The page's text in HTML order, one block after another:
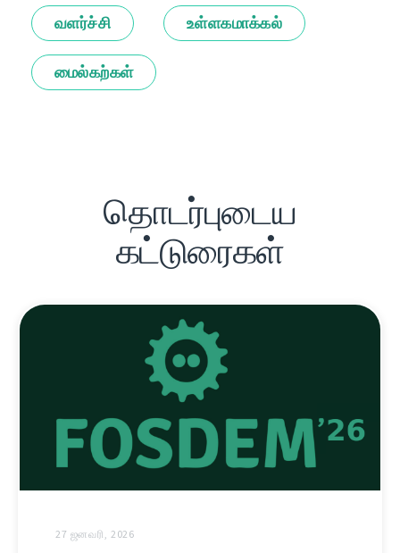
வளர்ச்சி உள்ளகமாக்கல்
மைல்கற்கள்
தொடர்புடைய
கட்டுரைகள்
27 ஜனவரி, 2026